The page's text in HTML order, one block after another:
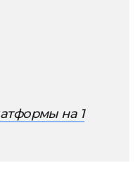
на 1